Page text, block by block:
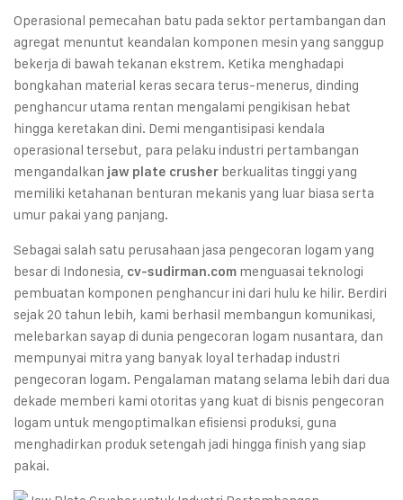
Operasional pemecahan batu pada sektor pertambangan dan
agregat menuntut keandalan komponen mesin yang sanggup
bekerja di bawah tekanan ekstrem. Ketika menghadapi
bongkahan material keras secara terus-menerus, dinding
penghancur utama rentan mengalami pengikisan hebat
hingga keretakan dini. Demi mengantisipasi kendala
operasional tersebut, para pelaku industri pertambangan
mengandalkan jaw plate crusher berkualitas tinggi yang
memiliki ketahanan benturan mekanis yang luar biasa serta
umur pakai yang panjang.
Sebagai salah satu perusahaan jasa pengecoran logam yang
besar di Indonesia, cv-sudirman.com menguasai teknologi
pembuatan komponen penghancur ini dari hulu ke hilir. Berdiri
sejak 20 tahun lebih, kami berhasil membangun komunikasi,
melebarkan sayap di dunia pengecoran logam nusantara, dan
mempunyai mitra yang banyak loyal terhadap industri
pengecoran logam. Pengalaman matang selama lebih dari dua
dekade memberi kami otoritas yang kuat di bisnis pengecoran
logam untuk mengoptimalkan efisiensi produksi, guna
menghadirkan produk setengah jadi hingga finish yang siap
pakai.